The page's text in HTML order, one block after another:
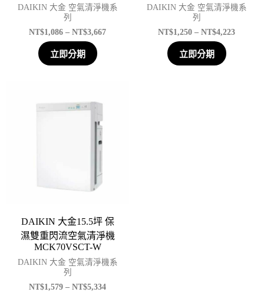
DAIKIN 大金 空氣清淨機系
列
NT$1,086 – NT$3,667
立即分期
DAIKIN 大金 空氣清淨機系
列
NT$1,250 – NT$4,223
立即分期
DAIKIN 大金15.5坪 保
濕雙重閃流空氣清淨機
MCK70VSCT-W
DAIKIN 大金 空氣清淨機系
列
NT$1,579 – NT$5,334